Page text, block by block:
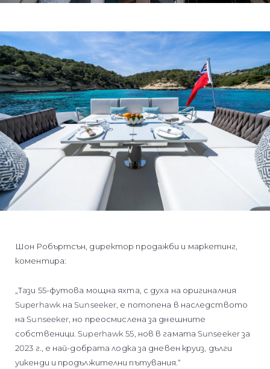
Шон Робъртсън, директор продажби и маркетинг,
коментира:
„Тази 55-футова мощна яхта, с духа на оригиналния
Superhawk на Sunseeker, е потопена в наследството
на Sunseeker, но преосмислена за днешните
собственици. Superhawk 55, нов в гамата Sunseeker за
2023 г., е най-добрата лодка за дневен круиз, дълги
уикенди и продължителни пътувания.“